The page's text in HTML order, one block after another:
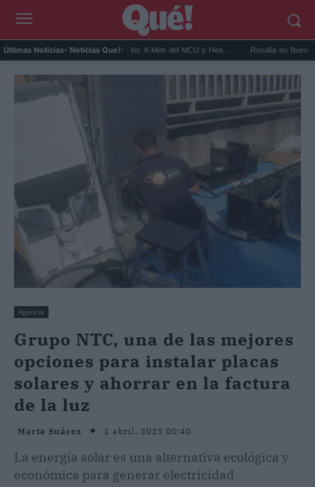
Últimas Noticias- Noticias Que!:
Kit Connor será Cíclope en los X-Men del MCU y Hea... Rosalía en Buenos
Agencia
Grupo NTC, una de las mejores
opciones para instalar placas
solares y ahorrar en la factura
de la luz
Marta Suárez 1 abril, 2023 00:40
La energía solar es una alternativa ecológica y
económica para generar electricidad